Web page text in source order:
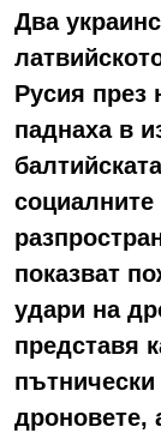
Два
Русия през
паднаха в
показват
удари на
представя
дроновете,